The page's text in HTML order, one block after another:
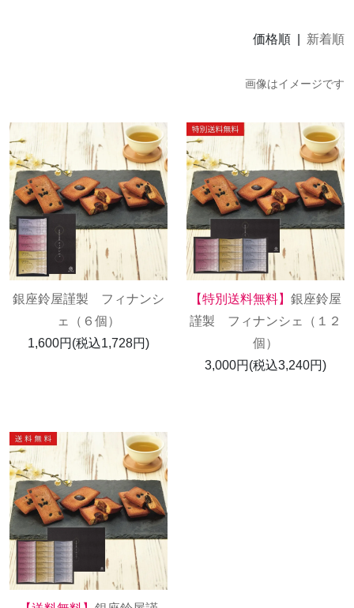
価格順 | 新着順
画像はイメージです
銀座鈴屋謹製 フィナンシ
ェ（６個）
1,600円(税込1,728円)
【特別送料無料】 銀座鈴屋
謹製 フィナンシェ（１２
個）
3,000円(税込3,240円)